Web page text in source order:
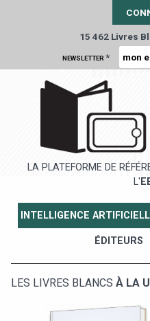
15 462 Livres
NEWSLETTER *
LA PLATEFORME DE
L'
INTELLIGENCE
ÉDITEURS
LES LIVRES BLANCS À LA